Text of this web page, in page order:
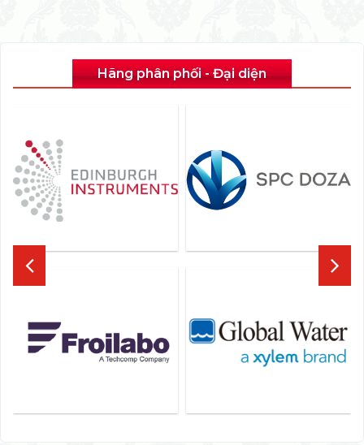
Hãng phân phối - Đại diện